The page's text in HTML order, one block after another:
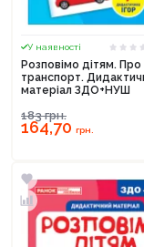
У наявності
Розповімо дітям. Про
транспорт.
матеріал ЗДО+НУШ
183грн.
164,70 грн.